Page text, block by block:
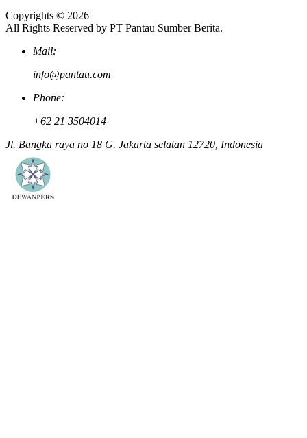
Copyrights © 2026
All Rights Reserved by PT Pantau Sumber Berita.
Mail:
info@pantau.com
Phone:
+62 21 3504014
Jl. Bangka raya no 18 G. Jakarta selatan 12720, Indonesia